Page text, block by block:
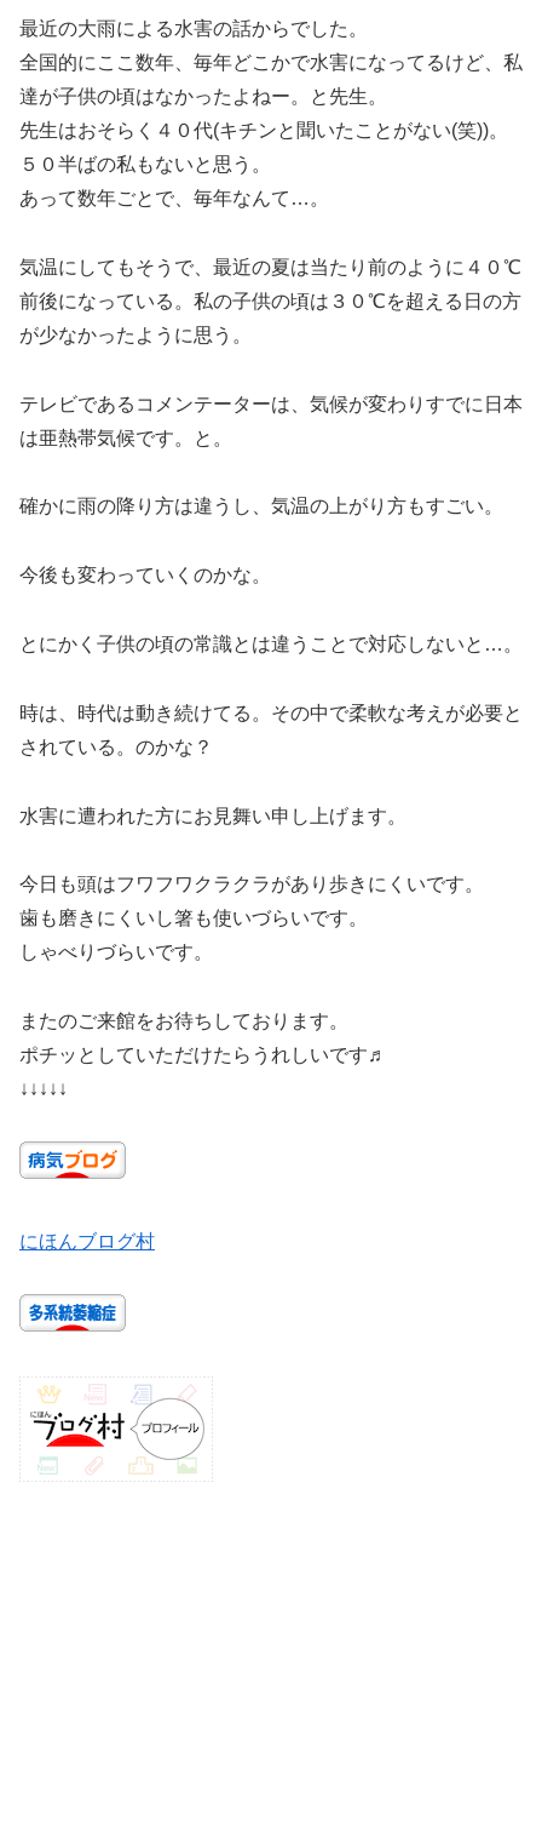
最近の大雨による水害の話からでした。
全国的にここ数年、毎年どこかで水害になってるけど、私
達が子供の頃はなかったよねー。と先生。
先生はおそらく４０代(キチンと聞いたことがない(笑))。
５０半ばの私もないと思う。
あって数年ごとで、毎年なんて…。
気温にしてもそうで、最近の夏は当たり前のように４０℃
前後になっている。私の子供の頃は３０℃を超える日の方
が少なかったように思う。
テレビであるコメンテーターは、気候が変わりすでに日本
は亜熱帯気候です。と。
確かに雨の降り方は違うし、気温の上がり方もすごい。
今後も変わっていくのかな。
とにかく子供の頃の常識とは違うことで対応しないと…。
時は、時代は動き続けてる。その中で柔軟な考えが必要と
されている。のかな？
水害に遭われた方にお見舞い申し上げます。
今日も頭はフワフワクラクラがあり歩きにくいです。
歯も磨きにくいし箸も使いづらいです。
しゃべりづらいです。
またのご来館をお待ちしております。
ポチッとしていただけたらうれしいです♬
↓↓↓↓↓
にほんブログ村